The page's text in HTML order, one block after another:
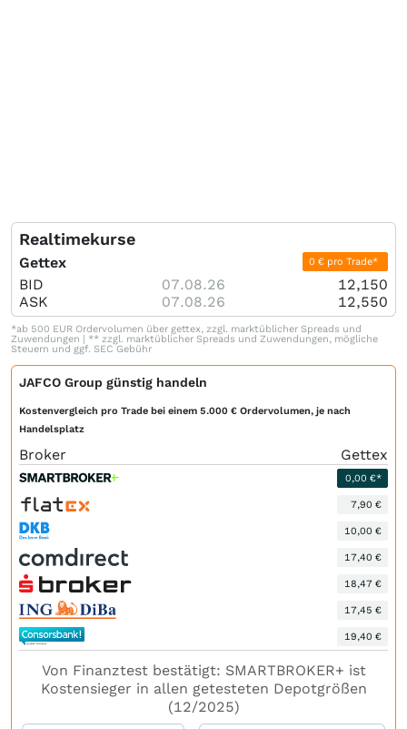
Realtimekurse
Gettex 0 € pro Trade*
BID 07.08.26
12,150
ASK
07.08.26 12,550
*ab 500 EUR Ordervolumen über gettex, zzgl. marktüblicher Spreads und
Zuwendungen | ** zzgl. marktüblicher Spreads und Zuwendungen, mögliche
Steuern und ggf. SEC Gebühr
JAFCO Group günstig handeln
Kostenvergleich pro Trade bei einem 5.000 € Ordervolumen, je nach
Handelsplatz
Broker Gettex
0,00 €*
7,90 €
10,00 €
17,40 €
18,47 €
17,45 €
19,40 €
Von Finanztest bestätigt: SMARTBROKER+ ist
Kostensieger in allen getesteten Depotgrößen
(12/2025)